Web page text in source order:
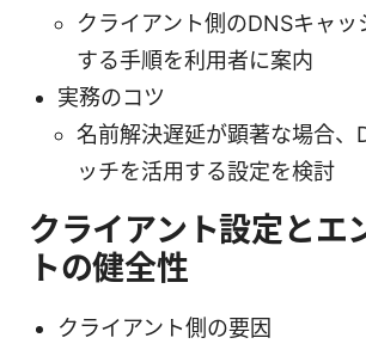
クライアント側のDNSキャッ
する手順を利用者に案内
実務のコツ
名前解決遅延が顕著な場合、
ッチを活用する設定を検討
クライアント設定とエ
トの健全性
クライアント側の要因